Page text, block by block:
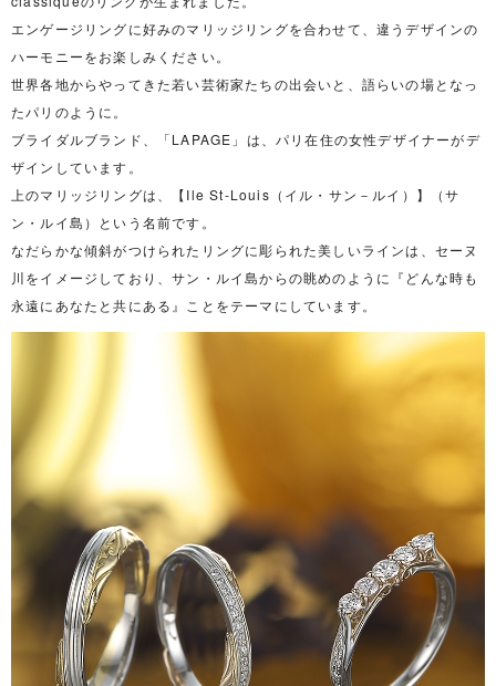
エンゲージリングに好みのマリッジリングを合わせて、違うデザインの
ハーモニーをお楽しみください。
世界各地からやってきた若い芸術家たちの出会いと、語らいの場となっ
たパリのように。
ブライダルブランド、「LAPAGE」は、パリ在住の女性デザイナーがデ
ザインしています。
上のマリッジリングは、【Ile St-Louis（イル・サン－ルイ）】（サ
ン・ルイ島）という名前です。
なだらかな傾斜がつけられたリングに彫られた美しいラインは、セーヌ
川をイメージしており、サン・ルイ島からの眺めのように『どんな時も
永遠にあなたと共にある』ことをテーマにしています。